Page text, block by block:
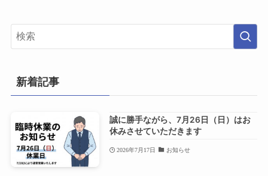
新着記事
誠に勝手ながら、7月26日（日）はお
休みさせていただきます
2026年7月17日 お知らせ